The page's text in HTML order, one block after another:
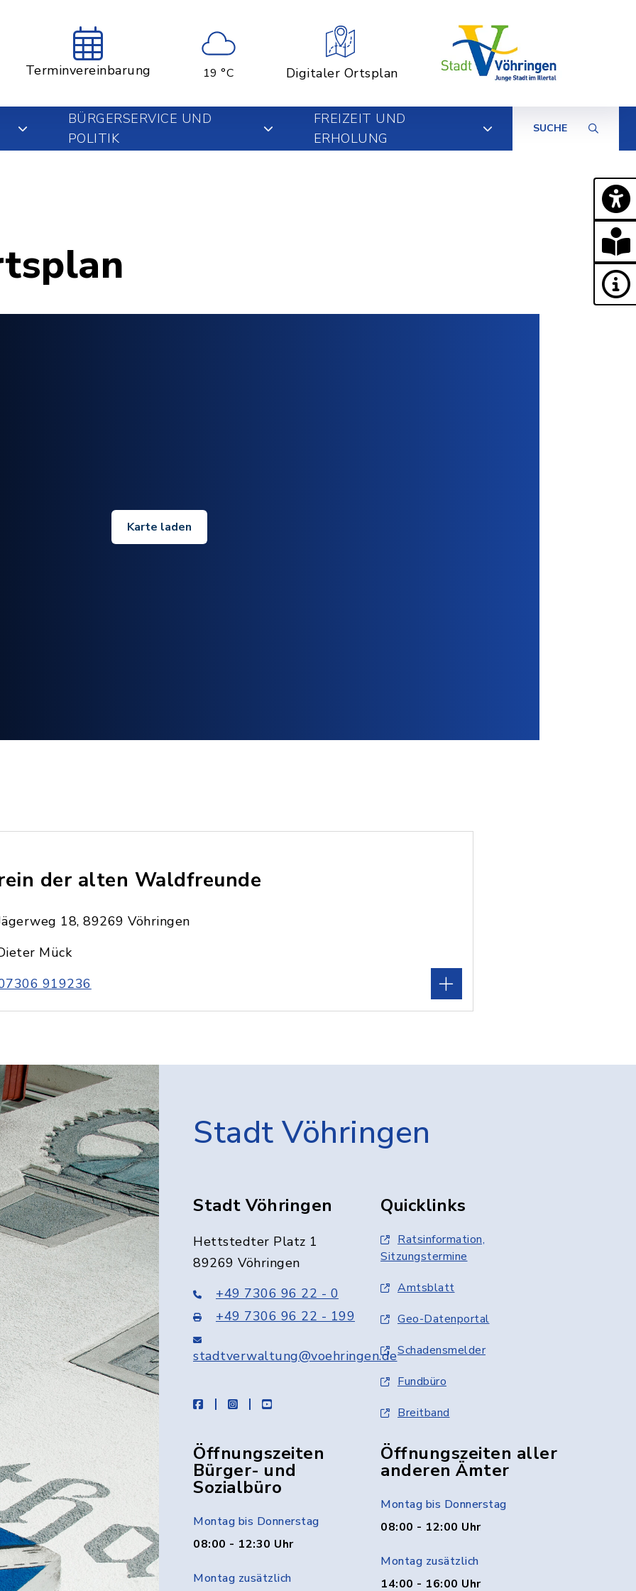
Terminvereinbarung 19 °C Digitaler Ortsplan
BÜRGERSERVICE UND
POLITIK
FREIZEIT UND
ERHOLUNG
SUCHE
Karte laden
der alten Waldfreunde
18, 89269 Vöhringen
Mück
919236
Stadt Vöhringen
Stadt Vöhringen
Hettstedter Platz 1
89269 Vöhringen
+49 7306 96 22 - 0
+49 7306 96 22 - 199
stadtverwaltung@voehringen.de
facebookinstagramyoutube
Quicklinks
Ratsinformation,
Sitzungstermine
Amtsblatt
Geo-Datenportal
Schadensmelder
Fundbüro
Breitband
Öffnungszeiten
Bürger- und
Sozialbüro
Montag bis Donnerstag
08:00 - 12:30 Uhr
Montag zusätzlich
Öffnungszeiten aller
anderen Ämter
Montag bis Donnerstag
08:00 - 12:00 Uhr
Montag zusätzlich
14:00 - 16:00 Uhr